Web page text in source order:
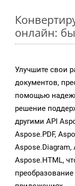
онлайн:
Улучшите свои
документов,
помощью
решение
другими API
Aspose.PDF,
Aspose.Diagram,
Aspose.HTML,